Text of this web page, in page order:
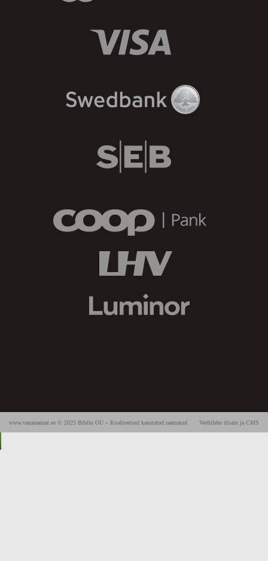
Veebilehe disain ja CMS
www.vanaraamat.ee © 2025 Biblio OÜ » Kvaliteetsed kasutatud raamatud